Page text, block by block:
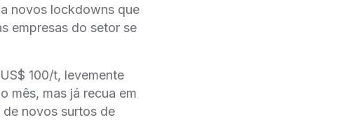
novos lockdowns que
empresas do setor se
100/t, levemente
mês, mas já recua em
novos surtos de